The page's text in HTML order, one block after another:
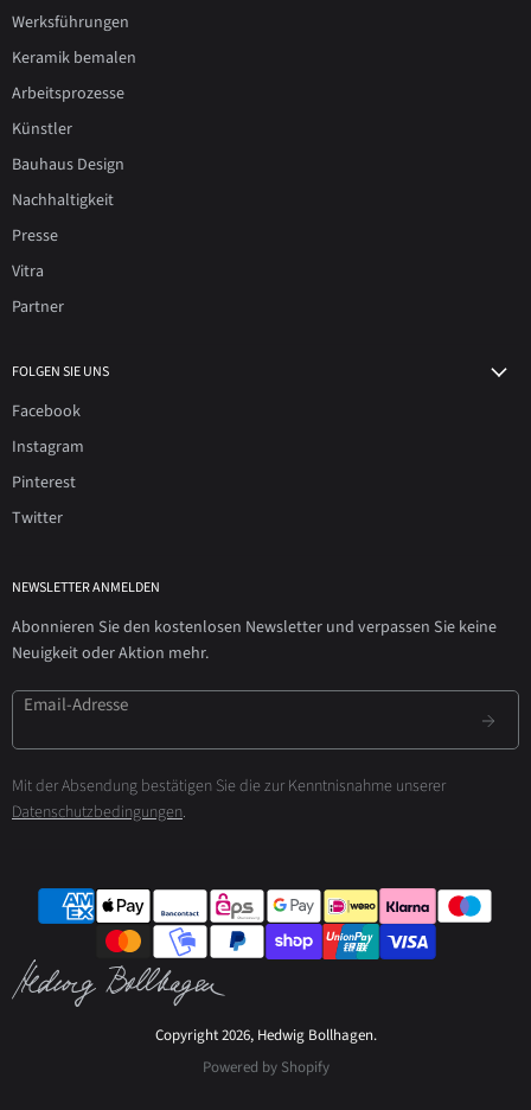
Werksführungen
Keramik bemalen
Arbeitsprozesse
Künstler
Bauhaus Design
Nachhaltigkeit
Presse
Vitra
Partner
FOLGEN SIE UNS
Facebook
Instagram
Pinterest
Twitter
NEWSLETTER ANMELDEN
Abonnieren Sie den kostenlosen Newsletter und verpassen Sie keine
Neuigkeit oder Aktion mehr.
Email-Adresse
Mit der Absendung bestätigen Sie die zur Kenntnisnahme unserer
Datenschutzbedingungen.
Copyright 2026, Hedwig Bollhagen.
Powered by Shopify